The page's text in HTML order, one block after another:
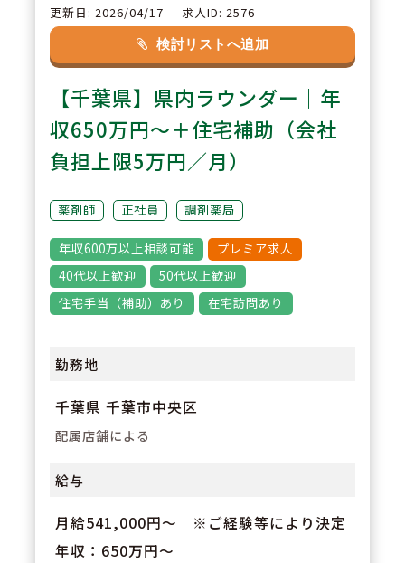
更新日: 2026/04/17 求人ID: 2576
検討リストへ追加
【千葉県】県内ラウンダー｜年
収650万円～＋住宅補助（会社
負担上限5万円／月）
薬剤師 正社員 調剤薬局
年収600万以上相談可能
プレミア求人
40代以上歓迎
50代以上歓迎
住宅手当（補助）あり
在宅訪問あり
勤務地
千葉県 千葉市中央区
配属店舗による
給与
月給541,000円～ ※ご経験等により決定
年収：650万円～